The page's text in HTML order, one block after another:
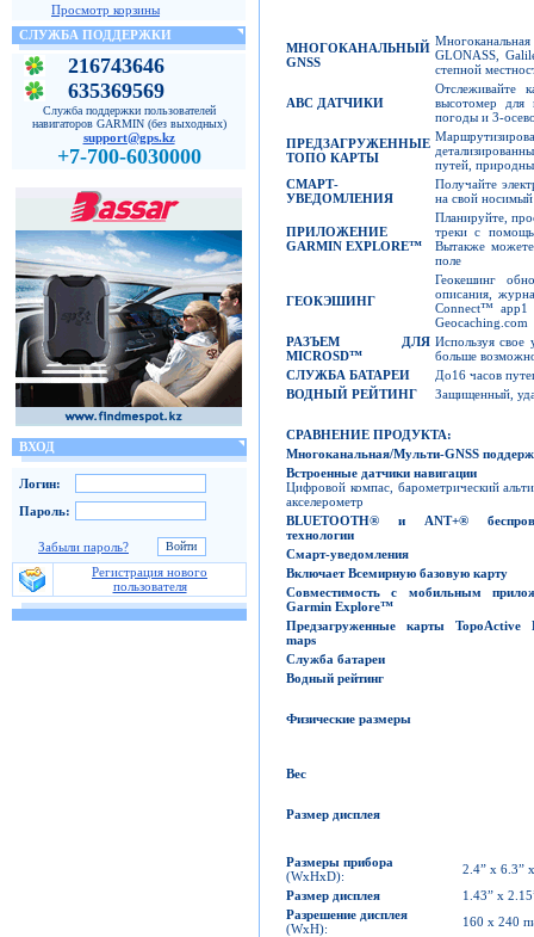
Просмотр корзины
СЛУЖБА ПОДДЕРЖКИ
216743646
635369569
Служба поддержки пользователей
навигаторов GARMIN (без выходных)
support@gps.kz
+7-700-6030000
ВХОД
Логин:
Пароль:
Забыли пароль?
Регистрация нового
пользователя
МНОГОКАНАЛЬНЫЙ
GNSS
GLONASS,
степной
ABC ДАТЧИКИ
Отслеживайте
высотомер для
погоды и 3-
ПРЕДЗАГРУЖЕННЫЕ
ТОПО КАРТЫ
путей,
СМАРТ-
УВЕДОМЛЕНИЯ
Получайте
на свой
ПРИЛОЖЕНИЕ
GARMIN EXPLORE™
Планируйте,
треки с
Вытакже можете
поле
ГЕОКЭШИНГ
Геокешинг
описания,
Connect™ app1
Geocaching.com
РАЗЪЕМ ДЛЯ
MICROSD™
Используя свое
больше
СЛУЖБА БАТАРЕИ
До16 часов
ВОДНЫЙ РЕЙТИНГ
Защищенный,
СРАВНЕНИЕ ПРОДУКТА:
Многоканальная/Мульти-GNSS
Встроенные датчики навигации
Цифровой компас, барометрический
акселерометр
BLUETOOTH® и ANT+®
технологии
Смарт-уведомления
Включает Всемирную базовую карту
Совместимость с мобильным
Garmin Explore™
Предзагруженные карты TopoActive
maps
Служба батареи
Водный рейтинг
Физические размеры
Вес
Размер дисплея
Размеры прибора
(WxHxD):
2.4” x 6.3”
Размер дисплея
1.43” x
Разрешение дисплея
(WxH):
160 x 240